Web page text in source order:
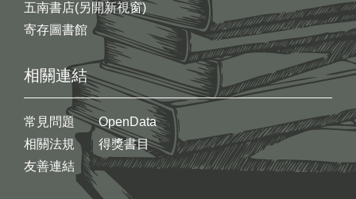
五南書店(另開新視窗)
寄存圖書館
相關連結
常見問題
相關法規
友善連結
OpenData
得獎書目